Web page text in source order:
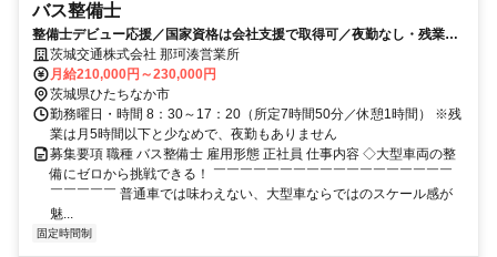
バス整備士
整備士デビュー応援／国家資格は会社支援で取得可／夜勤なし・残業月
5h 茨城交通株式会社 那珂湊営業所
月給210,000円～230,000円
茨城県ひたちなか市
勤務曜日・時間 8：30～17：20（所定7時間50分／休憩1時間） ※残
業は月5時間以下と少なめで、夜勤もありません
募集要項 職種 バス整備士 雇用形態 正社員 仕事内容 ◇大型車両の整
備にゼロから挑戦できる！ ￣￣￣￣￣￣￣￣￣￣￣￣￣￣￣￣￣￣
￣￣￣￣￣ 普通車では味わえない、大型車ならではのスケール感が
魅...
固定時間制